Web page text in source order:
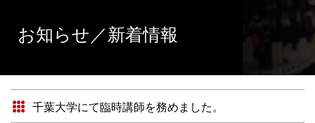
お知らせ／新着情報
千葉大学にて臨時講師を務めました。